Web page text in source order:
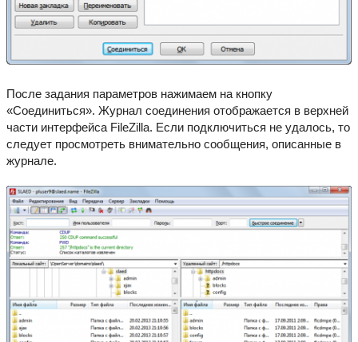
После задания параметров нажимаем на кнопку
«Соединиться». Журнал соединения отображается в верхней
части интерфейса FileZilla. Если подключиться не удалось, то
следует просмотреть внимательно сообщения, описанные в
журнале.